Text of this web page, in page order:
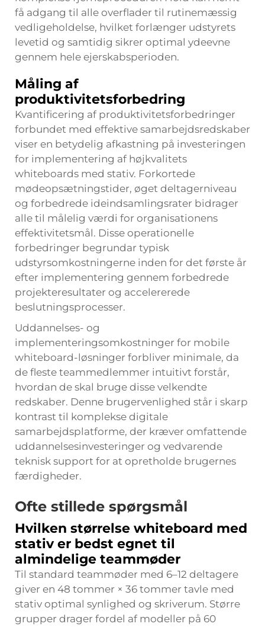
få adgang til alle overflader til rutinemæssig
vedligeholdelse, hvilket forlænger udstyrets
levetid og samtidig sikrer optimal ydeevne
gennem hele ejerskabsperioden.
Måling af
produktivitetsforbedring
Kvantificering af produktivitetsforbedringer
forbundet med effektive samarbejdsredskaber
viser en betydelig afkastning på investeringen
for implementering af højkvalitets
whiteboards med stativ. Forkortede
mødeopsætningstider, øget deltagerniveau
og forbedrede ideindsamlingsrater bidrager
alle til målelig værdi for organisationens
effektivitetsmål. Disse operationelle
forbedringer begrundar typisk
udstyrsomkostningerne inden for det første år
efter implementering gennem forbedrede
projekteresultater og accelererede
beslutningsprocesser.
Uddannelses- og
implementeringsomkostninger for mobile
whiteboard-løsninger forbliver minimale, da
de fleste teammedlemmer intuitivt forstår,
hvordan de skal bruge disse velkendte
redskaber. Denne brugervenlighed står i skarp
kontrast til komplekse digitale
samarbejdsplatforme, der kræver omfattende
uddannelsesinvesteringer og vedvarende
teknisk support for at opretholde brugernes
færdigheder.
Ofte stillede spørgsmål
Hvilken størrelse whiteboard med
stativ er bedst egnet til
almindelige teammøder
Til standard teammøder med 6–12 deltagere
giver en 48 tommer × 36 tommer tavle med
stativ optimal synlighed og skriverum. Større
grupper drager fordel af modeller på 60